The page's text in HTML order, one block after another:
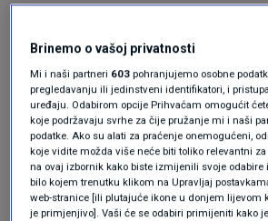
Video of the Moskva on fire before it
targeted by Ukrainian Neptun missiles.
https://t.co/qXXAlX9ZLf
Brinemo o vašoj privatnosti
Mi i naši partneri 603 pohranjujemo osobne
pregledavanju ili jedinstveni identifikatori, i
uređaju. Odabirom opcije Prihvaćam omogućit
koje podržavaju svrhe za čije pružanje mi i naši
podatke. Ako su alati za praćenje onemogućeni,
koje vidite možda više neće biti toliko relevantni
na ovaj izbornik kako biste izmijenili svoje odabire
bilo kojem trenutku klikom na Upravljaj
web-stranice [ili plutajuće ikone u donjem lijevom
je primjenjivo]. Vaši će se odabiri primijeniti kako